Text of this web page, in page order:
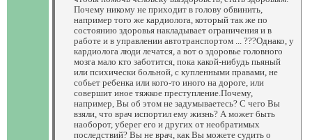
Почему никому не приходит в голову обвинить,
например того же кардиолога, который так же по
состоянию здоровья накладывает ограничения и в
работе и в управлении автотранспортом ... ???Однако, у
кардиолога люди лечатся, а вот о здоровье головного
мозга мало кто заботится, пока какой-нибудь пьяный
или психически больной, с купленными правами, не
собьет ребенка или кого-то иного на дороге, или
совершит иное тяжкое преступление.Почему,
например, Вы об этом не задумываетесь? С чего Вы
взяли, что врач испортил ему жизнь? А может быть
наоборот, уберег его и других от необратимых
последствий? Вы не врач, как Вы можете судить о